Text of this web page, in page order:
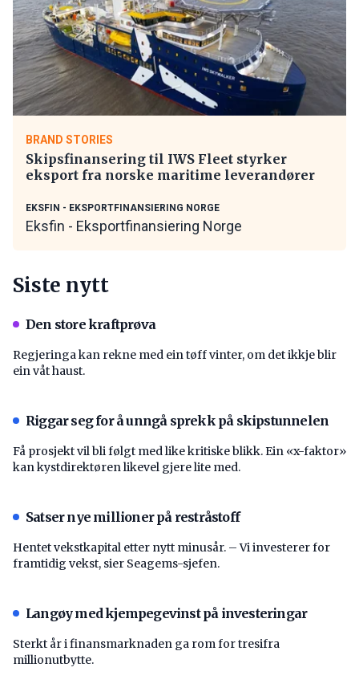
BRAND STORIES
Skipsfinansering til IWS Fleet styrker
eksport fra norske maritime leverandører
EKSFIN - EKSPORTFINANSIERING NORGE
Eksfin - Eksportfinansiering Norge
Siste nytt
Den store kraftprøva
Regjeringa kan rekne med ein tøff vinter, om det ikkje blir
ein våt haust.
Riggar seg for å unngå sprekk på skipstunnelen
Få prosjekt vil bli følgt med like kritiske blikk. Ein «x-faktor»
kan kystdirektøren likevel gjere lite med.
Satser nye millioner på restråstoff
Hentet vekstkapital etter nytt minusår. – Vi investerer for
framtidig vekst, sier Seagems-sjefen.
Langøy med kjempegevinst på investeringar
Sterkt år i finansmarknaden ga rom for tresifra
millionutbytte.